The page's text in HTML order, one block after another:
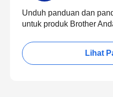
Unduh panduan dan
untuk produk Brother
Lihat